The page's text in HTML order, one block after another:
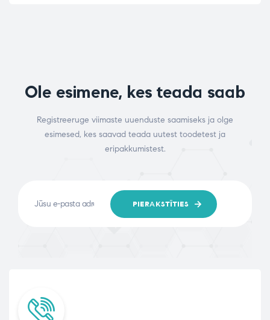
Ole esimene, kes teada saab
Registreeruge viimaste uuenduste saamiseks ja olge
esimesed, kes saavad teada uutest toodetest ja
eripakkumistest.
PIERAKSTĪTIES